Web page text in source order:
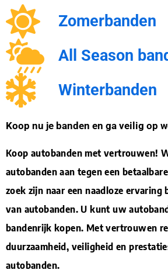
Zomerbanden
All Season
Winterbanden
Koop nu je banden en ga veilig op
Koop autobanden met vertrouwen!
autobanden aan tegen een
zoek zijn naar een naadloze
van autobanden. U kunt uw
bandenrijk kopen. Met vertrouwen
duurzaamheid, veiligheid en
autobanden.